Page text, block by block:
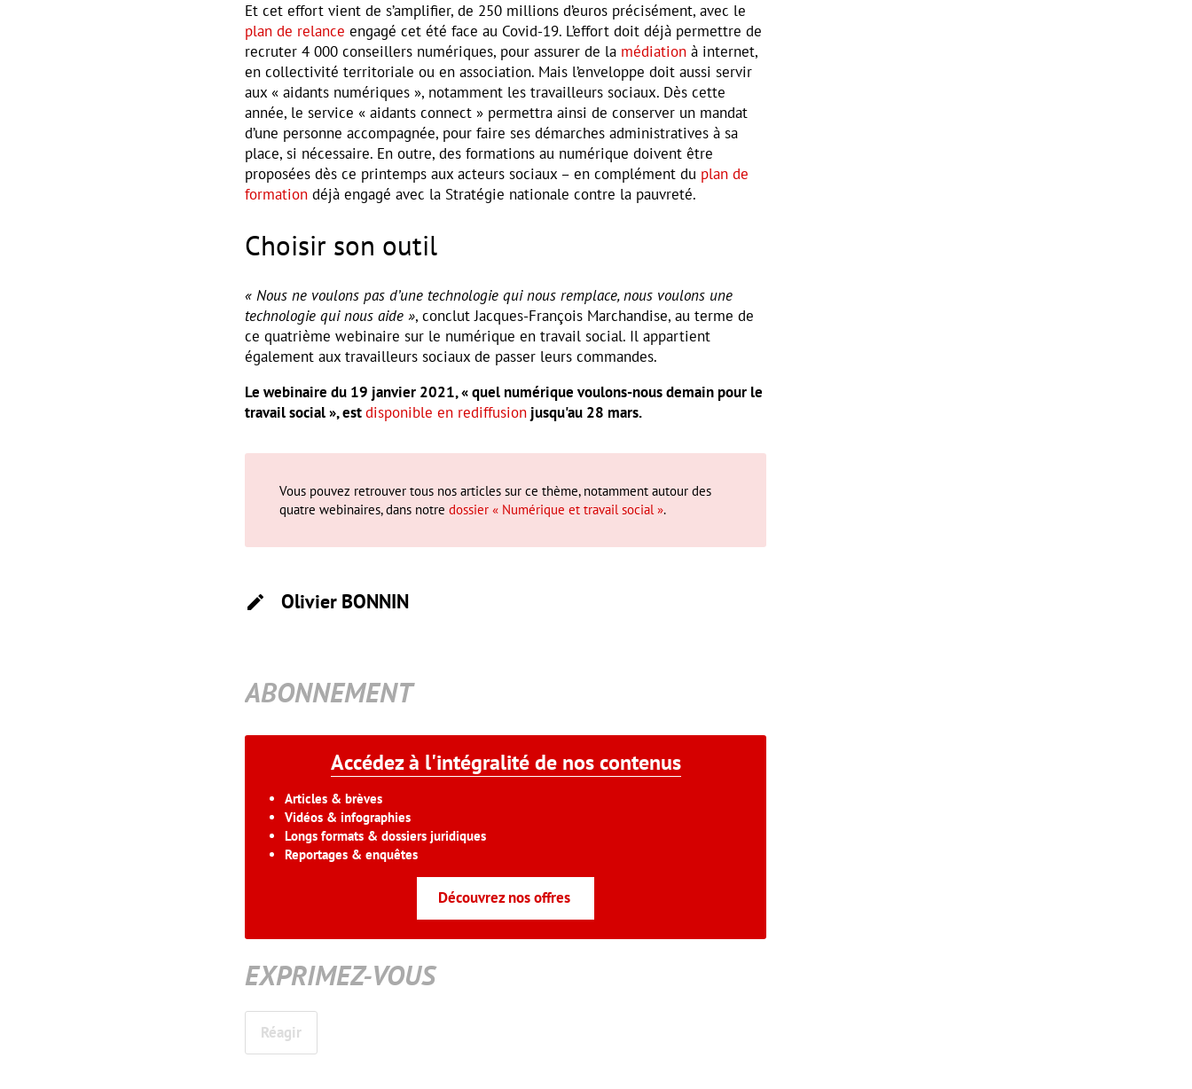
Et cet effort vient de s’amplifier, de 250 millions d’euros précisément, avec le
plan de relance engagé cet été face au Covid-19. L’effort doit déjà permettre de
recruter 4 000 conseillers numériques, pour assurer de la médiation à internet,
en collectivité territoriale ou en association. Mais l’enveloppe doit aussi servir
aux « aidants numériques », notamment les travailleurs sociaux. Dès cette
année, le service « aidants connect » permettra ainsi de conserver un mandat
d’une personne accompagnée, pour faire ses démarches administratives à sa
place, si nécessaire. En outre, des formations au numérique doivent être
proposées dès ce printemps aux acteurs sociaux – en complément du plan de
formation déjà engagé avec la Stratégie nationale contre la pauvreté.
Choisir son outil
« Nous ne voulons pas d’une technologie qui nous remplace, nous voulons une
technologie qui nous aide », conclut Jacques-François Marchandise, au terme de
ce quatrième webinaire sur le numérique en travail social. Il appartient
également aux travailleurs sociaux de passer leurs commandes.
Le webinaire du 19 janvier 2021, « quel numérique voulons-nous demain pour le
travail social », estdisponible en rediffusion jusqu'au 28 mars.
Vous pouvez retrouver tous nos articles sur ce thème, notamment autour des
quatre webinaires, dans notre dossier « Numérique et travail social ».
Olivier BONNIN
ABONNEMENT
Accédez à l'intégralité de nos contenus
Articles & brèves
Vidéos & infographies
Longs formats & dossiers juridiques
Reportages & enquêtes
Découvrez nos offres
EXPRIMEZ-VOUS
Réagir